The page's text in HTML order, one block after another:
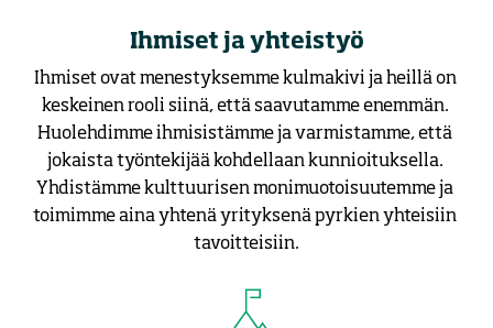
Ihmiset ja yhteistyö
Ihmiset ovat menestyksemme kulmakivi ja heillä on
keskeinen rooli siinä, että saavutamme enemmän.
Huolehdimme ihmisistämme ja varmistamme, että
jokaista työntekijää kohdellaan kunnioituksella.
Yhdistämme kulttuurisen monimuotoisuutemme ja
toimimme aina yhtenä yrityksenä pyrkien yhteisiin
tavoitteisiin.